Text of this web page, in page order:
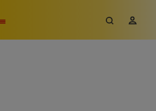
DHL eCommerce, ga naar de
Zoeken